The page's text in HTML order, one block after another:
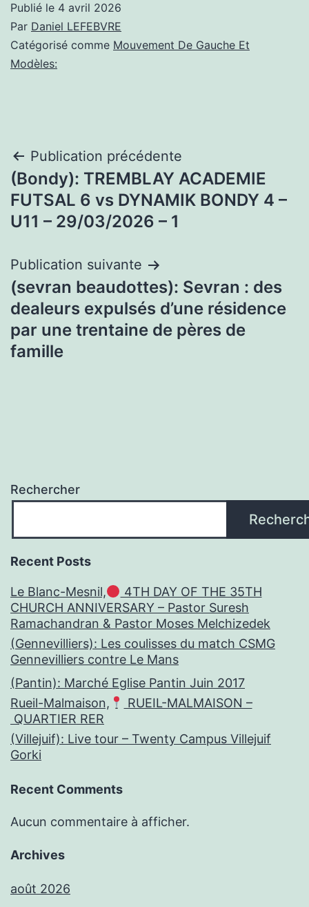
Publié le 4 avril 2026
Par Daniel LEFEBVRE
Catégorisé comme Mouvement De Gauche Et
Modèles:
Navigation
de
l’article
Publication précédente
(Bondy): TREMBLAY ACADEMIE
FUTSAL 6 vs DYNAMIK BONDY 4 –
U11 – 29/03/2026 – 1
Publication suivante
(sevran beaudottes): Sevran : des
dealeurs expulsés d’une résidence
par une trentaine de pères de
famille
Rechercher
Recent Posts
Le Blanc-Mesnil,
4TH DAY OF THE 35TH
CHURCH ANNIVERSARY – Pastor Suresh
Ramachandran & Pastor Moses Melchizedek
(Gennevilliers): Les coulisses du match CSMG
Gennevilliers contre Le Mans
(Pantin): Marché Eglise Pantin Juin 2017
Rueil-Malmaison,
RUEIL-MALMAISON –
QUARTIER RER
(Villejuif): Live tour – Twenty Campus Villejuif
Gorki
Recent Comments
Aucun commentaire à afficher.
Archives
août 2026